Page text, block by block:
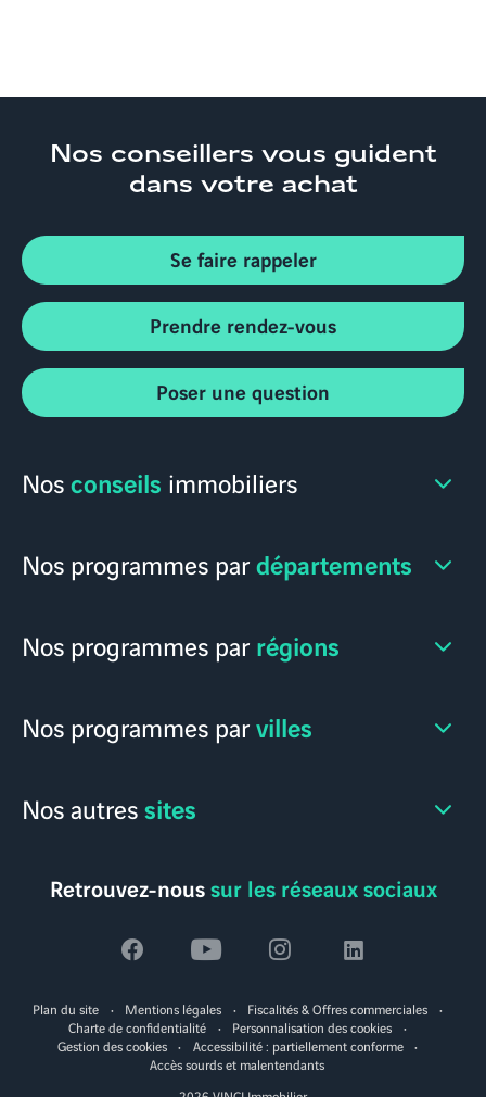
Nos conseillers vous guident
dans votre achat
Se faire rappeler
Prendre rendez-vous
Poser une question
Nosconseils immobiliers
Nos programmes pardépartements
Nos programmes par régions
Nos programmes parvilles
Nos autressites
Retrouvez-noussur les réseaux sociaux
Voir
la
page
facebook
Voir
la
page
youtube
Voir
la
page
instagram
Voir
page
linkedin
Plan du site Mentions légales
Fiscalités & Offres commerciales
Charte de confidentialité
Personnalisation des cookies
Gestion des cookies
Accessibilité : partiellement conforme
Accès sourds et malentendants